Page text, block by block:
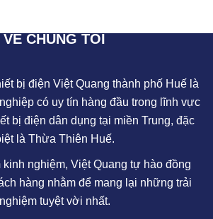
VỀ CHÚNG TÔI
bị điện Việt Quang thành phố Huế là
có uy tín hàng đầu trong lĩnh vực
bị điện dân dụng tại miền Trung, đặc
là Thừa Thiên Huế.
nghiệm, Việt Quang tự hào đồng
hàng nhằm để mang lại những trải
nghiệm tuyệt vời nhất.